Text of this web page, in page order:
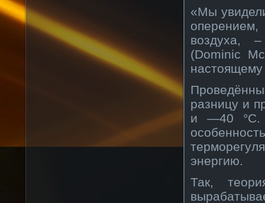
«Мы
воздуха,
(Dominic
разницу и
и —40 °С.
энергию.
Так,